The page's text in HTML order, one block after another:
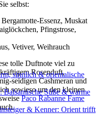
sinnlich & orientalische
Balsamische Süße & warme
& Kenner: Orient trifft
selbst:
Essenz, Muskat
Pfingstrose,
Vetiver, Weihrauch
tolle Duftnote viel zu
Rosenduft,
seidigen Cashmeran und
sowieso um den kleinen
Paco Rabanne Fame